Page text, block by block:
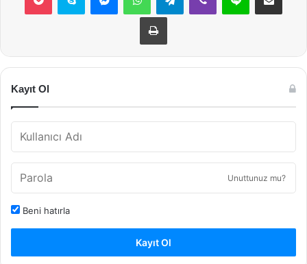
Yazdır
Kayıt Ol
Unuttunuz mu?
Beni hatırla
Kayıt Ol